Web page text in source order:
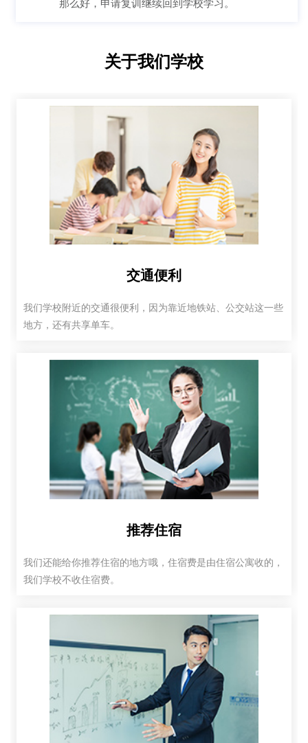
那么好，申请复训继续回到学校学习。
关于我们学校
交通便利
我们学校附近的交通很便利，因为靠近地铁站、公交站这一些
地方，还有共享单车。
推荐住宿
我们还能给你推荐住宿的地方哦，住宿费是由住宿公寓收的，
我们学校不收住宿费。